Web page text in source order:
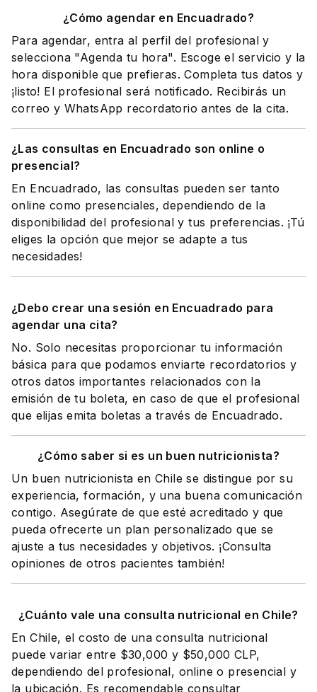
¿Cómo agendar en Encuadrado?
Para agendar, entra al perfil del profesional y
selecciona "Agenda tu hora". Escoge el servicio y la
hora disponible que prefieras. Completa tus datos y
¡listo! El profesional será notificado. Recibirás un
correo y WhatsApp recordatorio antes de la cita.
¿Las consultas en Encuadrado son online o
presencial?
En Encuadrado, las consultas pueden ser tanto
online como presenciales, dependiendo de la
disponibilidad del profesional y tus preferencias. ¡Tú
eliges la opción que mejor se adapte a tus
necesidades!
¿Debo crear una sesión en Encuadrado para
agendar una cita?
No. Solo necesitas proporcionar tu información
básica para que podamos enviarte recordatorios y
otros datos importantes relacionados con la
emisión de tu boleta, en caso de que el profesional
que elijas emita boletas a través de Encuadrado.
¿Cómo saber si es un buen nutricionista?
Un buen nutricionista en Chile se distingue por su
experiencia, formación, y una buena comunicación
contigo. Asegúrate de que esté acreditado y que
pueda ofrecerte un plan personalizado que se
ajuste a tus necesidades y objetivos. ¡Consulta
opiniones de otros pacientes también!
¿Cuánto vale una consulta nutricional en Chile?
En Chile, el costo de una consulta nutricional
puede variar entre $30,000 y $50,000 CLP,
dependiendo del profesional, online o presencial y
la ubicación. Es recomendable consultar